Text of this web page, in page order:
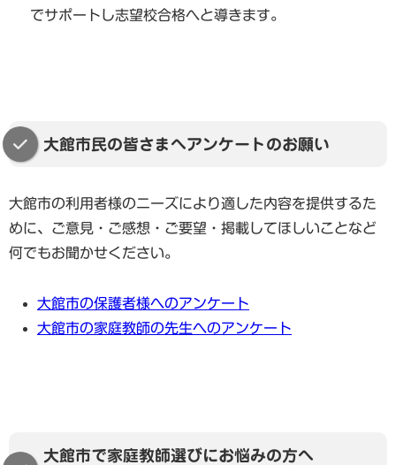
でサポートし志望校合格へと導きます。
大館市民の皆さまへアンケートのお願い
大館市の利用者様のニーズにより適した内容を提供するた
めに、ご意見・ご感想・ご要望・掲載してほしいことなど
何でもお聞かせください。
大館市の保護者様へのアンケート
大館市の家庭教師の先生へのアンケート
大館市で家庭教師選びにお悩みの方へ